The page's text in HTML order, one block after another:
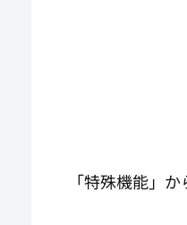
「特殊機能」か